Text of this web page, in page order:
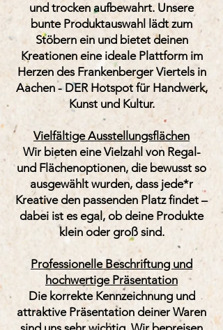
und trocken aufbewahrt. Unsere
bunte Produktauswahl lädt zum
Stöbern ein und bietet deinen
Kreationen eine ideale Plattform im
Herzen des Frankenberger Viertels in
Aachen - DER Hotspot für Handwerk,
Kunst und Kultur.
Vielfältige Ausstellungsflächen
Wir bieten eine Vielzahl von Regal-
und Flächenoptionen, die bewusst so
ausgewählt wurden, dass jede*r
Kreative den passenden Platz findet –
dabei ist es egal, ob deine Produkte
klein oder groß sind.
Professionelle Beschriftung und
hochwertige Präsentation
Die korrekte Kennzeichnung und
attraktive Präsentation deiner Waren